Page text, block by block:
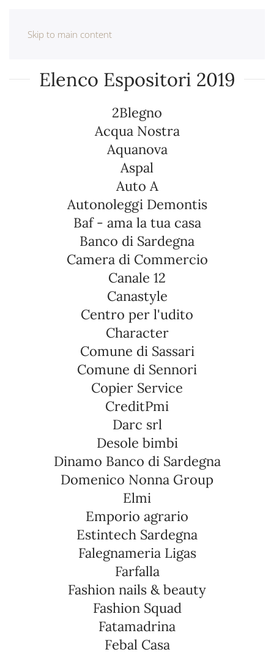
Skip to main content
Elenco Espositori 2019
2Blegno
Acqua Nostra
Aquanova
Aspal
Auto A
Autonoleggi Demontis
Baf - ama la tua casa
Banco di Sardegna
Camera di Commercio
Canale 12
Canastyle
Centro per l'udito
Character
Comune di Sassari
Comune di Sennori
Copier Service
CreditPmi
Darc srl
Desole bimbi
Dinamo Banco di Sardegna
Domenico Nonna Group
Elmi
Emporio agrario
Estintech Sardegna
Falegnameria Ligas
Farfalla
Fashion nails & beauty
Fashion Squad
Fatamadrina
Febal Casa